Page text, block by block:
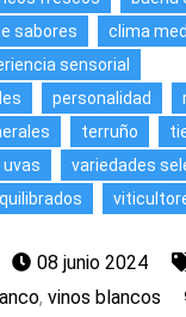
sabores
clima
sensorial
personalidad
terruño
uvas
variedades
08 junio 2024
,vinos blancos